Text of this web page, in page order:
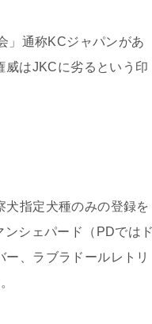
」通称KCジャパンがあ
威はJKCに劣るという印
犬指定犬種のみの登録を
シェパード（PDではド
、ラブラドールレトリ